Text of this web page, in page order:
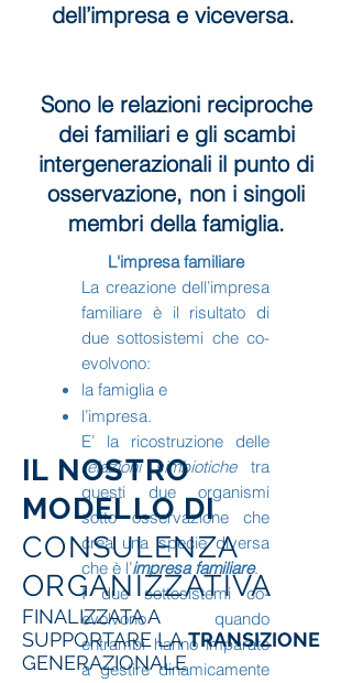
dell’impresa e viceversa.
Sono le relazioni reciproche
dei familiari e gli scambi
intergenerazionali il punto di
osservazione, non i singoli
membri della famiglia.
L'impresa familiare
La creazione dell’impresa
familiare è il risultato di
due sottosistemi che co-
evolvono:
la famiglia e
l’impresa.
E’ la ricostruzione delle
relazioni simbiotichetra
questi due organismi
sotto osservazione che
crea una specie diversa
che è l’impresa familiare.
I due sottosistemi co-
evolvono quando
entrambi hanno imparato
a gestire dinamicamente
IL NOSTRO
MODELLO DI
CONSULENZA
ORGANIZZATIVA
FINALIZZATA A
SUPPORTARE LATRANSIZIONE
GENERAZIONALE